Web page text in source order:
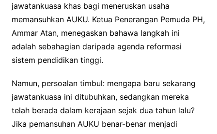
jawatankuasa khas bagi meneruskan usaha
memansuhkan AUKU. Ketua Penerangan Pemuda PH,
Ammar Atan, menegaskan bahawa langkah ini
adalah sebahagian daripada agenda reformasi
sistem pendidikan tinggi.
Namun, persoalan timbul: mengapa baru sekarang
jawatankuasa ini ditubuhkan, sedangkan mereka
telah berada dalam kerajaan sejak dua tahun lalu?
Jika pemansuhan AUKU benar-benar menjadi